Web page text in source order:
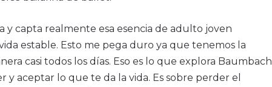
y capta realmente esa esencia de adulto joven
estable. Esto me pega duro ya que tenemos la
casi todos los días. Eso es lo que explora Baumbach
y aceptar lo que te da la vida. Es sobre perder el